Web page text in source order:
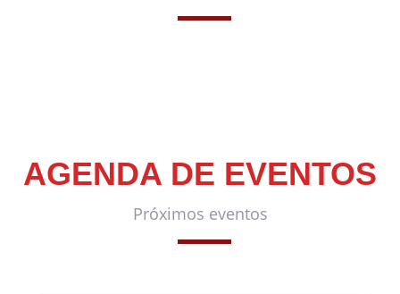
AGENDA DE EVENTOS
Próximos eventos